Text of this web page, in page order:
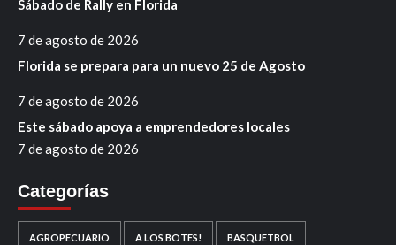
Sábado de Rally en Florida
7 de agosto de 2026
Florida se prepara para un nuevo 25 de Agosto
7 de agosto de 2026
Este sábado apoya a emprendedores locales
7 de agosto de 2026
Categorías
AGROPECUARIO A LOS BOTES! BASQUETBOL